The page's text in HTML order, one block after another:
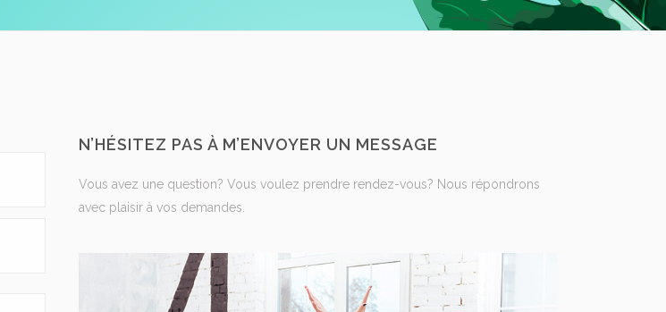
N’HÉSITEZ PAS À M’ENVOYER UN MESSAGE
Vous avez une question? Vous voulez prendre rendez-vous? Nous répondrons
avec plaisir à vos demandes.